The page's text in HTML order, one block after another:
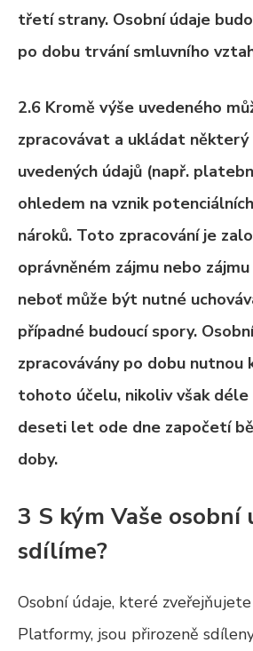
třetí strany. Osobní údaje
po dobu trvání smluvního
2.6 Kromě výše uvedeného
zpracovávat a ukládat některý
uvedených údajů (např.
ohledem na vznik
nároků. Toto zpracování je
oprávněném zájmu nebo
neboť může být nutné
případné budoucí spory.
zpracovávány po dobu nutnou
tohoto účelu, nikoliv však déle
deseti let ode dne započetí
doby.
3 S kým Vaše osobní
sdílíme?
Osobní údaje, které
Platformy, jsou přirozeně